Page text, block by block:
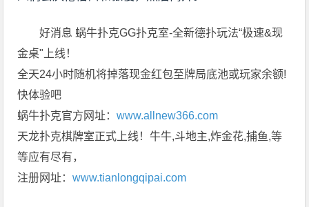
好消息 蜗牛扑克GG扑克室-全新德扑玩法“极速&现
金桌"上线！
全天24小时随机将掉落现金红包至牌局底池或玩家余额!
快体验吧
蜗牛扑克官方网址：www.allnew366.com
天龙扑克棋牌室正式上线！牛牛,斗地主,炸金花,捕鱼,等
等应有尽有，
注册网址：www.tianlongqipai.com